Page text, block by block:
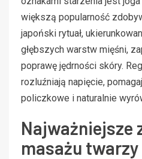
większą popularność
japoński rytuał,
głębszych warstw mięśni,
poprawę jędrności skóry.
rozluźniają napięcie,
policzkowe i naturalnie
Najważniejsze
masażu twarzy